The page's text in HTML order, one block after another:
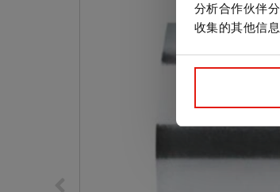
分析合作伙伴
收集的其他信息